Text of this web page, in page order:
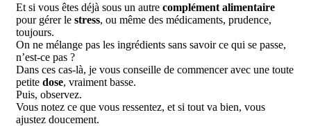
Et si vous êtes déjà sous un autre complément alimentaire
pour gérer le stress, ou même des médicaments, prudence,
toujours.
On ne mélange pas les ingrédients sans savoir ce qui se passe,
n’est-ce pas ?
Dans ces cas-là, je vous conseille de commencer avec une toute
petite dose, vraiment basse.
Puis, observez.
Vous notez ce que vous ressentez, et si tout va bien, vous
ajustez doucement.